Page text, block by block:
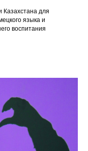
для
языка и
воспитания